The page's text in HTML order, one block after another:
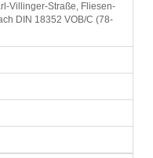
Villinger-Straße, Fliesen-
DIN 18352 VOB/C (78-